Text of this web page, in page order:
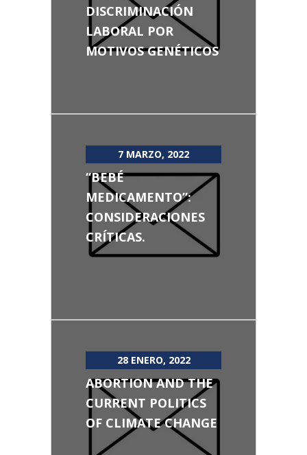
DISCRIMINACIÓN
LABORAL POR
MOTIVOS GENÉTICOS
7 MARZO, 2022
“BEBÉ
MEDICAMENTO”:
CONSIDERACIONES
CRÍTICAS.
28 ENERO, 2022
ABORTION AND THE
CURRENT POLITICS
OF CLIMATE CHANGE